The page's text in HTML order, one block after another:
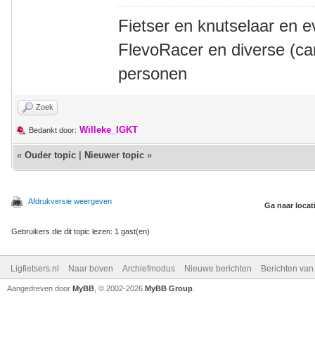
Fietser en knutselaar en
FlevoRacer en diverse
personen
Zoek
Bedankt door: Willeke_IGKT
« Ouder topic Nieuwer topic »
Afdrukversie weergeven Ga naar
Gebruikers die dit topic lezen: 1 gast(en)
Ligfietsers.nl Naar boven Archiefmodus Nieuwe berichten Berichten
Aangedreven door MyBB , © 2002-2026 MyBB Group